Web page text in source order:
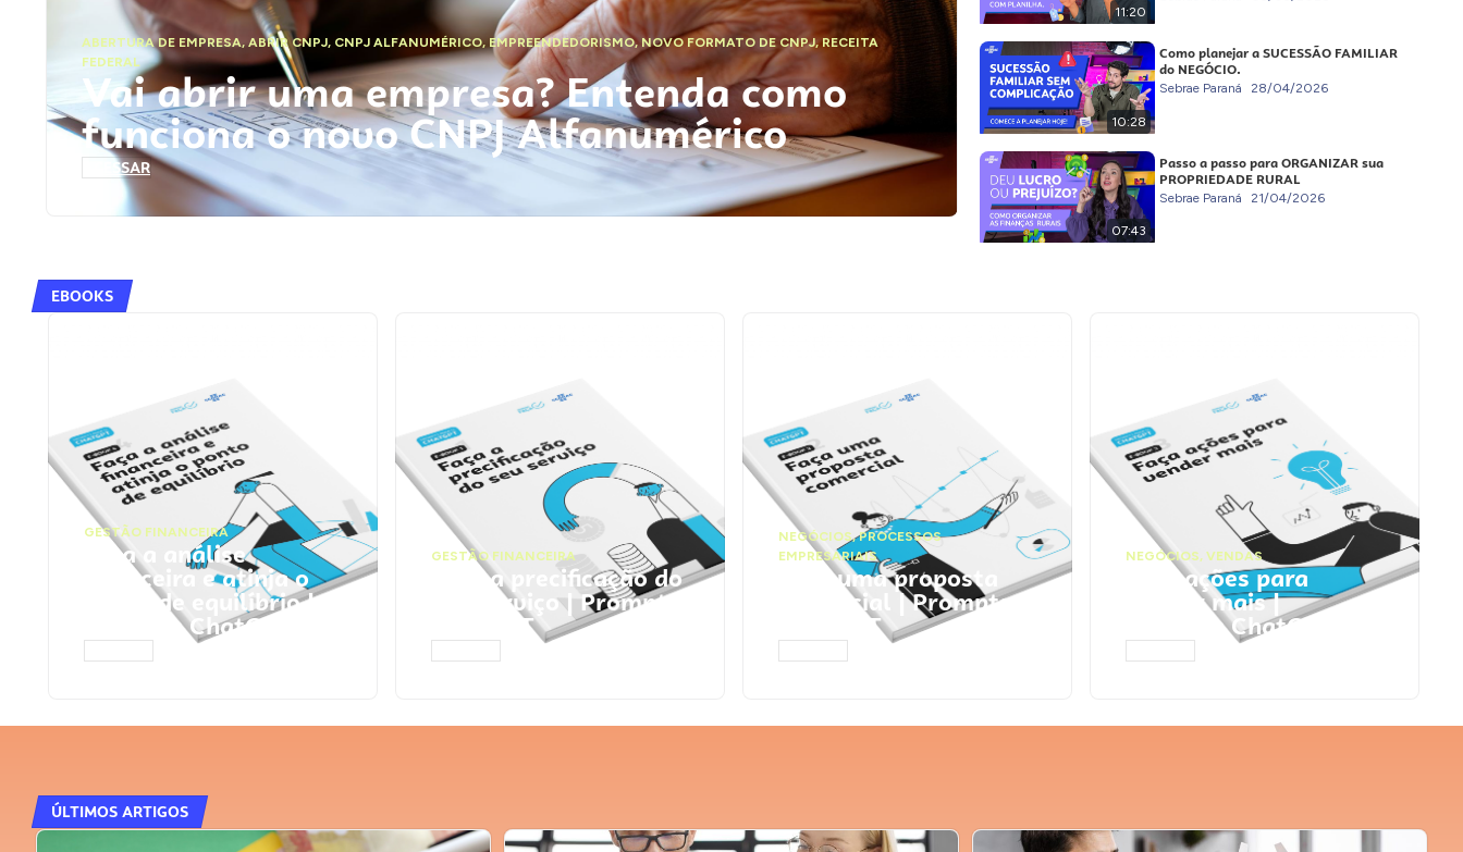
ABERTURA DE EMPRESA,ABRIR CNPJ, CNPJ ALFANUMÉRICO, EMPREENDEDORISMO,NOVO FORMATO DE CNPJ,RECEITA
FEDERAL
Vai abrir uma empresa? Entenda como
funciona o novo CNPJ Alfanumérico
ACESSAR
11:20
10:28
Como planejar a SUCESSÃO FAMILIAR
do NEGÓCIO.
Sebrae Paraná 28/04/2026
07:43
Passo a passo para ORGANIZAR sua
PROPRIEDADE RURAL
Sebrae Paraná 21/04/2026
EBOOKS
GESTÃO FINANCEIRA
Faça a análise
financeira e atinja o
ponto de equilíbrio |
Prompts ChatGPT
GESTÃO FINANCEIRA
Faça a precificação do
seu serviço | Prompts
ChatGPT
NEGÓCIOS,PROCESSOS
EMPRESARIAIS
Faça uma proposta
comercial | Prompts
ChatGPT
NEGÓCIOS, VENDAS
Faça ações para
vender mais |
Prompts ChatGPT
ÚLTIMOS ARTIGOS